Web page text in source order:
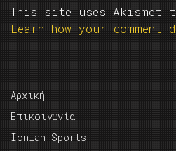
This site uses Akismet
Learn how your
Αρχική
Επικοινωνία
Ionian Sports